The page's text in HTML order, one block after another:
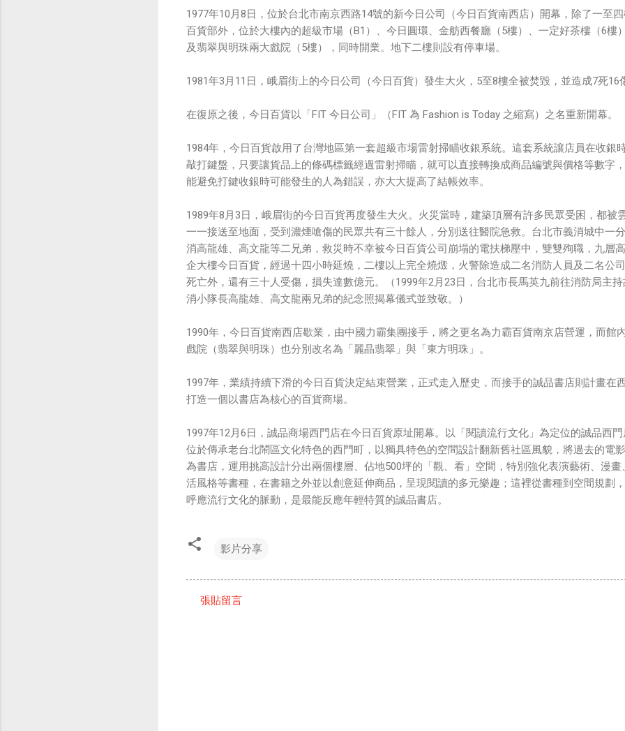
1977年10月8日，位於台北市南京西路14號的新今日公司（今日百貨南西店）開幕，除了一至
百貨部外，位於大樓內的超級市場（B1）、今日圓環、金舫西餐廳（5樓）、一定好茶樓（6樓
及翡翠與明珠兩大戲院（5樓），同時開業。地下二樓則設有停車場。
1981年3月11日，峨眉街上的今日公司（今日百貨）發生大火，5至8樓全被焚毀，並造成7死16
在復原之後，今日百貨以「FIT 今日公司」（FIT 為 Fashion is Today 之縮寫）之名重新開幕。
1984年，今日百貨啟用了台灣地區第一套超級市場雷射掃瞄收銀系統。這套系統讓店員在收銀
敲打鍵盤，只要讓貨品上的條碼標籤經過雷射掃瞄，就可以直接轉換成商品編號與價格等數字
能避免打鍵收銀時可能發生的人為錯誤，亦大大提高了結帳效率。
1989年8月3日，峨眉街的今日百貨再度發生大火。火災當時，建築頂層有許多民眾受困，都被
一一接送至地面，受到濃煙嗆傷的民眾共有三十餘人，分別送往醫院急救。台北市義消城中一
消高龍雄、高文龍等二兄弟，救災時不幸被今日百貨公司崩塌的電扶梯壓中，雙雙殉職，九層
企大樓今日百貨，經過十四小時延燒，二樓以上完全燒燬，火警除造成二名消防人員及二名公
死亡外，還有三十人受傷，損失達數億元。（1999年2月23日，台北市長馬英九前往消防局主
消小隊長高龍雄、高文龍兩兄弟的紀念照揭幕儀式並致敬。）
1990年，今日百貨南西店歇業，由中國力霸集團接手，將之更名為力霸百貨南京店營運，而館
戲院（翡翠與明珠）也分別改名為「麗晶翡翠」與「東方明珠」。
1997年，業績持續下滑的今日百貨決定結束營業，正式走入歷史，而接手的誠品書店則計畫在
打造一個以書店為核心的百貨商場。
1997年12月6日，誠品商場西門店在今日百貨原址開幕。以「閱讀流行文化」為定位的誠品西
位於傳承老台北鬧區文化特色的西門町，以獨具特色的空間設計翻新舊社區風貌，將過去的電
為書店，運用挑高設計分出兩個樓層、佔地500坪的「觀、看」空間，特別強化表演藝術、漫畫
活風格等書種，在書籍之外並以創意延伸商品，呈現閱讀的多元樂趣；這裡從書種到空間規劃
呼應流行文化的脈動，是最能反應年輕特質的誠品書店。
影片分享
張貼留言